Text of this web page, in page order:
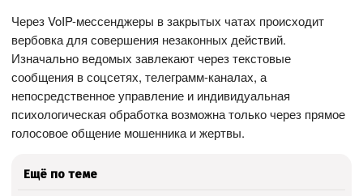
Через VoIP-мессенджеры в закрытых чатах происходит
вербовка для совершения незаконных действий.
Изначально ведомых завлекают через текстовые
сообщения в соцсетях, телеграмм-каналах, а
непосредственное управление и индивидуальная
психологическая обработка возможна только через прямое
голосовое общение мошенника и жертвы.
Ещё по теме